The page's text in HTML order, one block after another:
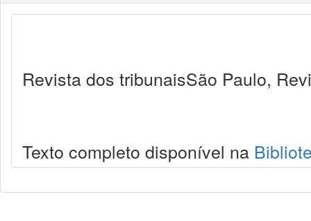
Revista dos tribunaisSão Paulo,
Texto completo disponível na